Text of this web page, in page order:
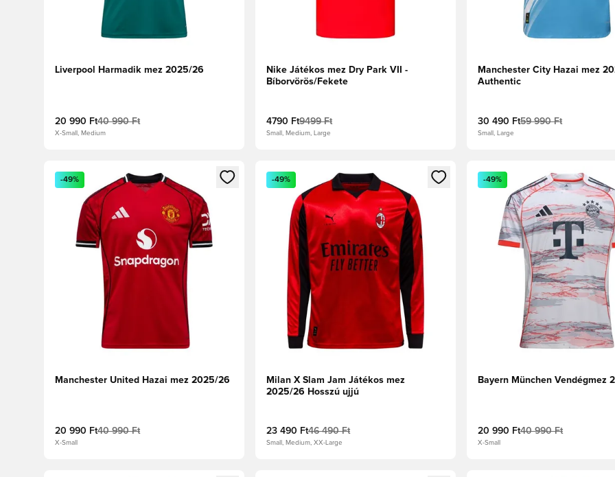
Liverpool Harmadik mez 2025/26
20 990 Ft40 990 Ft
X-Small, Medium
Nike Játékos mez Dry Park VII -
Bíborvörös/Fekete
4790 Ft9499 Ft
Small, Medium, Large
Manchester City Hazai mez
Authentic
30 490 Ft59 990 Ft
Small, Large
Megnyit egy modált a bejelentkezéshez vagy a tagként való regisztrációhoz
-49%
Manchester United Hazai mez 2025/26
20 990 Ft40 990 Ft
X-Small
Megnyit egy modált a bejelentkezéshez vagy a tagként való
-49%
Milan X Slam Jam Játékos mez
2025/26 Hosszú ujjú
23 490 Ft46 490 Ft
Small, Medium, XX-Large
Megnyit egy modált a
-49%
Bayern München Vendégmez
20 990 Ft40 990 Ft
X-Small